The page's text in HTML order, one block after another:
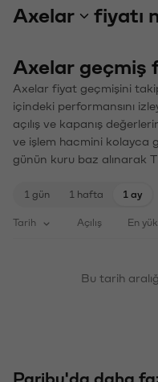
Axelar
fiyatı
Axelar geçmiş
Axelar fiyat geçmişini
içindeki performansını
açılış ve kapanış
ve işlem hacmini kolayca
günün kuru baz alınarak
1 gün 1 hafta 1 ay
Tarih Açılış En
Bu tarih
Paribu'da daha